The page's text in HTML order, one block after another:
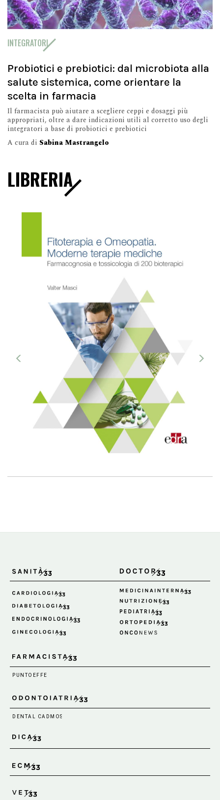
INTEGRATORI
Probiotici e prebiotici: dal microbiota alla
salute sistemica, come orientare la
scelta in farmacia
Il farmacista può aiutare a scegliere ceppi e dosaggi più
appropriati, oltre a dare indicazioni utili al corretto uso degli
integratori a base di probiotici e prebiotici
A cura di Sabina Mastrangelo
LIBRERIA